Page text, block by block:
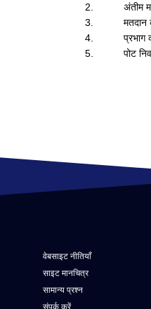
2.
अंतीम
3.
मतदान
4.
प्रभाग
5.
पोट
वेबसाइट नीतियाँ
साइट मानचित्र
सामान्य प्रश्न
संपर्क करें